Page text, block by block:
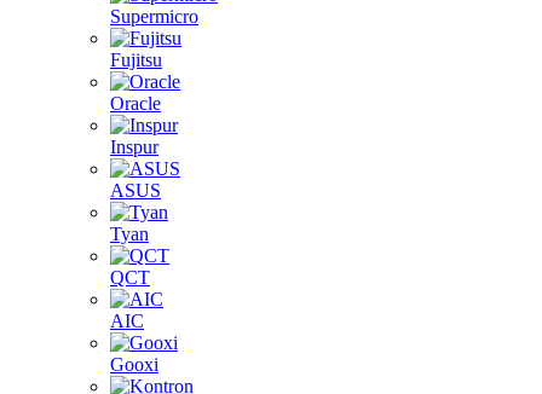
Supermicro
Fujitsu
Oracle
Inspur
ASUS
Tyan
QCT
AIC
Gooxi